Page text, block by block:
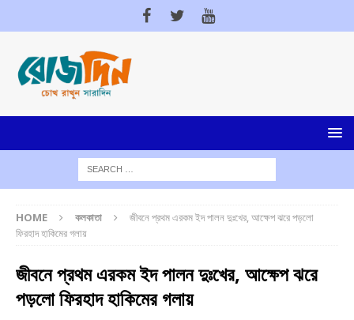
HOME কলকাতা
জীবনে প্রথম এরকম ইদ পালন দুঃখের, আক্ষেপ ঝরে পড়লো
ফিরহাদ হাকিমের গলায়
জীবনে প্রথম এরকম ইদ পালন দুঃখের, আক্ষেপ ঝরে
পড়লো ফিরহাদ হাকিমের গলায়